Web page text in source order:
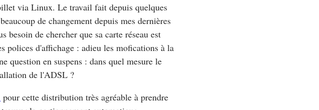
via Linux. Le travail fait depuis quelques
de changement depuis mes dernières
de chercher que sa carte réseau est
polices d'affichage : adieu les mofications à la
question en suspens : dans quel mesure le
de l'ADSL ?
pour cette distribution très agréable à prendre